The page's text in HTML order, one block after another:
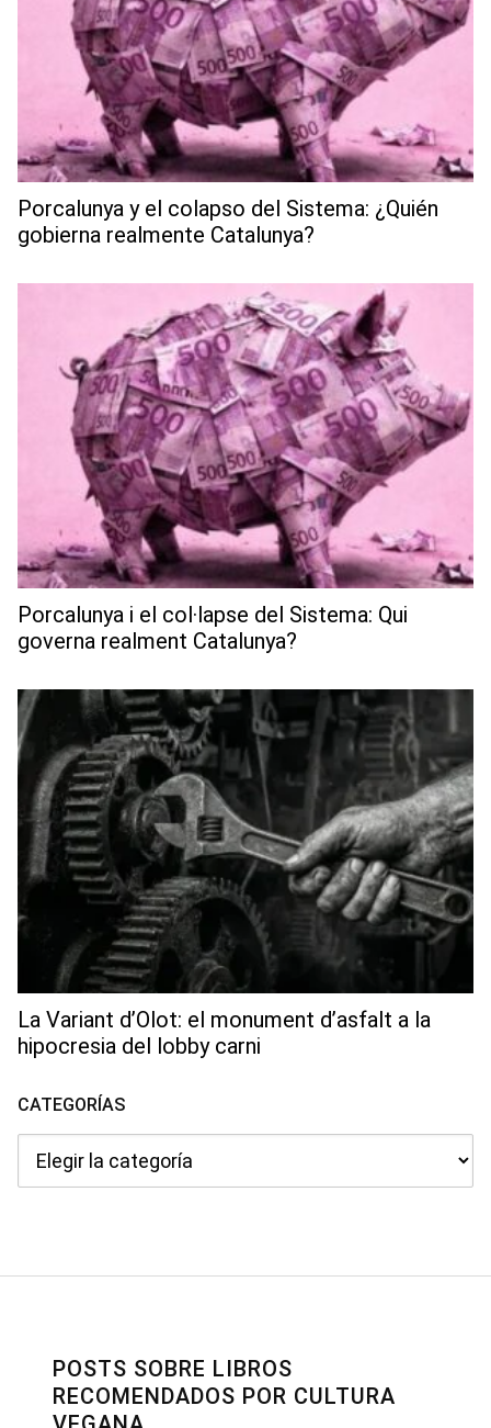
Porcalunya y el colapso del Sistema: ¿Quién
gobierna realmente Catalunya?
Porcalunya i el col·lapse del Sistema: Qui
governa realment Catalunya?
La Variant d’Olot: el monument d’asfalt a la
hipocresia del lobby carni
CATEGORÍAS
POSTS SOBRE LIBROS
RECOMENDADOS POR CULTURA